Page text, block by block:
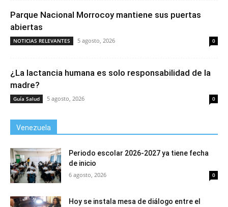
Parque Nacional Morrocoy mantiene sus puertas
abiertas
NOTICIAS RELEVANTES 5 agosto, 2026 0
¿La lactancia humana es solo responsabilidad de la
madre?
Guía Salud 5 agosto, 2026 0
Venezuela
Periodo escolar 2026-2027 ya tiene fecha
de inicio
6 agosto, 2026 0
Hoy se instala mesa de diálogo entre el